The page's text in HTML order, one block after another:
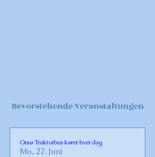
Bevorstehende Veranstaltungen
Omø Traktorbus kører hver dag
Mo., 22. Juni